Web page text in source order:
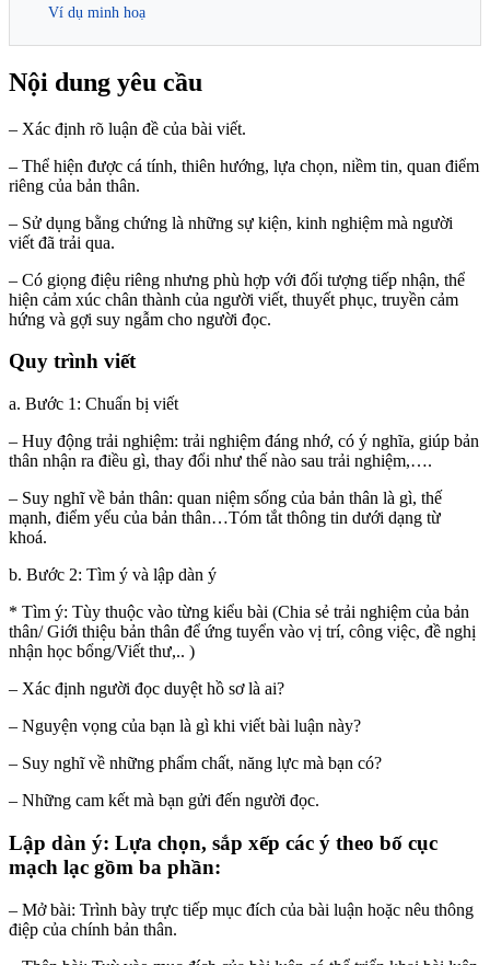
Ví dụ minh hoạ
Nội dung yêu cầu
– Xác định rõ luận đề của bài viết.
– Thể hiện được cá tính, thiên hướng, lựa chọn, niềm tin, quan điểm
riêng của bản thân.
– Sử dụng bằng chứng là những sự kiện, kinh nghiệm mà người
viết đã trải qua.
– Có giọng điệu riêng nhưng phù hợp với đối tượng tiếp nhận, thể
hiện cảm xúc chân thành của người viết, thuyết phục, truyền cảm
hứng và gợi suy ngẫm cho người đọc.
Quy trình viết
a. Bước 1: Chuẩn bị viết
– Huy động trải nghiệm: trải nghiệm đáng nhớ, có ý nghĩa, giúp bản
thân nhận ra điều gì, thay đổi như thế nào sau trải nghiệm,….
– Suy nghĩ về bản thân: quan niệm sống của bản thân là gì, thế
mạnh, điểm yếu của bản thân…Tóm tắt thông tin dưới dạng từ
khoá.
b. Bước 2: Tìm ý và lập dàn ý
* Tìm ý: Tùy thuộc vào từng kiểu bài (Chia sẻ trải nghiệm của bản
thân/ Giới thiệu bản thân để ứng tuyển vào vị trí, công việc, đề nghị
nhận học bổng/Viết thư,.. )
– Xác định người đọc duyệt hồ sơ là ai?
– Nguyện vọng của bạn là gì khi viết bài luận này?
– Suy nghĩ về những phẩm chất, năng lực mà bạn có?
– Những cam kết mà bạn gửi đến người đọc.
Lập dàn ý: Lựa chọn, sắp xếp các ý theo bố cục
mạch lạc gồm ba phần:
– Mở bài: Trình bày trực tiếp mục đích của bài luận hoặc nêu thông
điệp của chính bản thân.